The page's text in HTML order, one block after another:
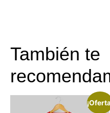
También te